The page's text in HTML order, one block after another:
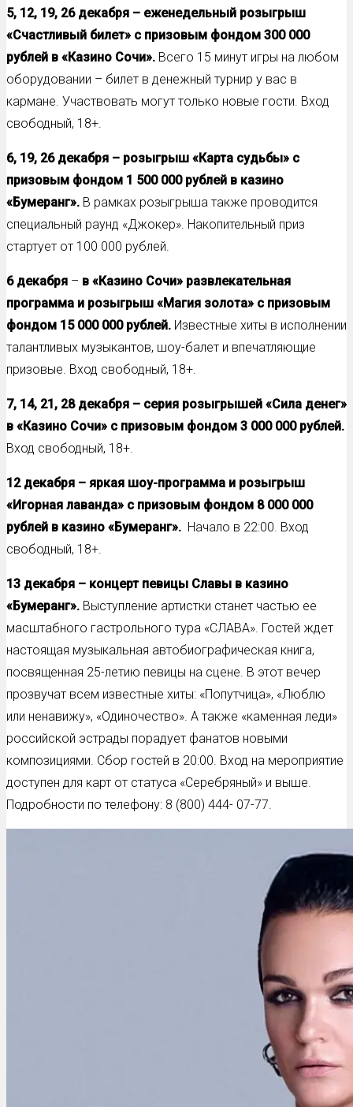
5, 12, 19, 26 декабря – еженедельный розыгрыш
«Счастливый билет» с призовым фондом 300 000
рублей в «Казино Сочи». Всего 15 минут игры на любом
оборудовании – билет в денежный турнир у вас в
кармане. Участвовать могут только новые гости. Вход
свободный, 18+.
6, 19, 26 декабря – розыгрыш «Карта судьбы» с
призовым фондом 1 500 000 рублей в казино
«Бумеранг». В рамках розыгрыша также проводится
специальный раунд «Джокер». Накопительный приз
стартует от 100 000 рублей.
6 декабря – в «Казино Сочи» развлекательная
программа и розыгрыш «Магия золота» с призовым
фондом 15 000 000 рублей. Известные хиты в исполнении
талантливых музыкантов, шоу-балет и впечатляющие
призовые. Вход свободный, 18+.
7, 14, 21, 28 декабря – серия розыгрышей «Сила денег»
в «Казино Сочи» с призовым фондом 3 000 000 рублей.
Вход свободный, 18+.
12 декабря – яркая шоу-программа и розыгрыш
«Игорная лаванда» с призовым фондом 8 000 000
рублей в казино «Бумеранг». Начало в 22:00. Вход
свободный, 18+.
13 декабря – концерт певицы Славы в казино
«Бумеранг». Выступление артистки станет частью ее
масштабного гастрольного тура «СЛАВА». Гостей ждет
настоящая музыкальная автобиографическая книга,
посвященная 25-летию певицы на сцене. В этот вечер
прозвучат всем известные хиты: «Попутчица», «Люблю
или ненавижу», «Одиночество». А также «каменная леди»
российской эстрады порадует фанатов новыми
композициями. Сбор гостей в 20:00. Вход на мероприятие
доступен для карт от статуса «Серебряный» и выше.
Подробности по телефону: 8 (800) 444- 07-77.